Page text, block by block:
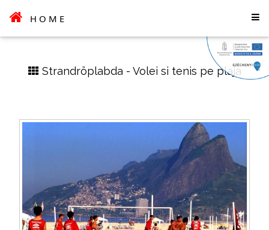
HOME
Strandröplabda - Volei si tenis pe plaja